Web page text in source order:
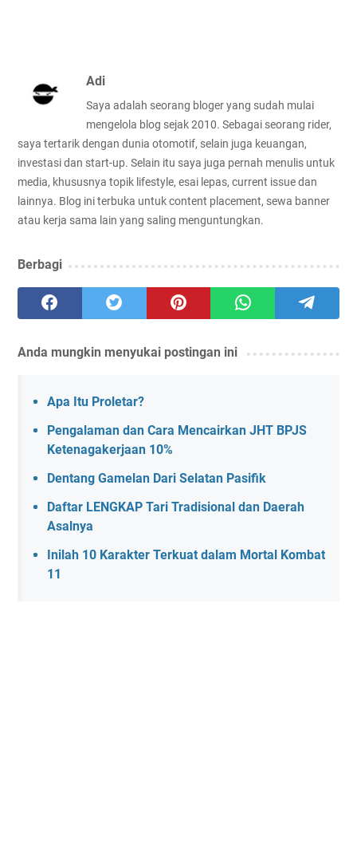
Adi
Saya adalah seorang bloger yang sudah mulai
mengelola blog sejak 2010. Sebagai seorang rider,
saya tertarik dengan dunia otomotif, selain juga keuangan,
investasi dan start-up. Selain itu saya juga pernah menulis untuk
media, khususnya topik lifestyle, esai lepas, current issue dan
lainnya. Blog ini terbuka untuk content placement, sewa banner
atau kerja sama lain yang saling menguntungkan.
Berbagi
Anda mungkin menyukai postingan ini
Apa Itu Proletar?
Pengalaman dan Cara Mencairkan JHT BPJS
Ketenagakerjaan 10%
Dentang Gamelan Dari Selatan Pasifik
Daftar LENGKAP Tari Tradisional dan Daerah
Asalnya
Inilah 10 Karakter Terkuat dalam Mortal Kombat
11